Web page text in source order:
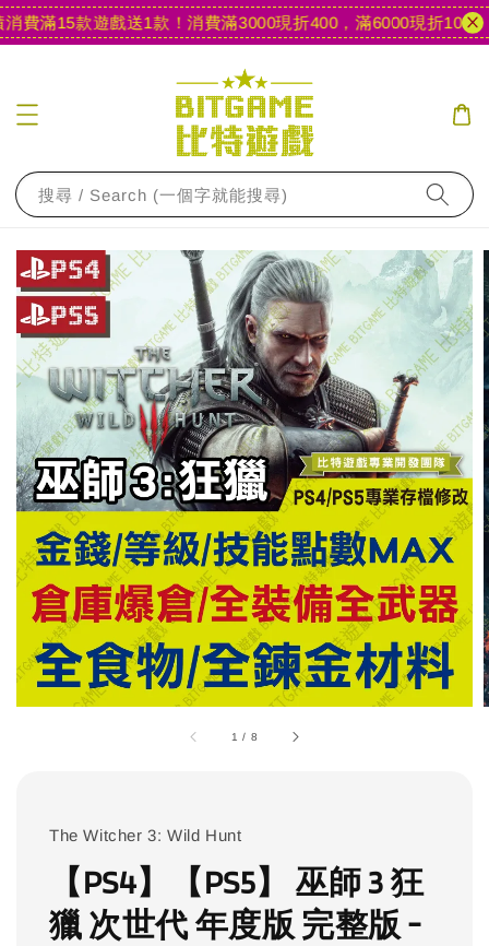
滿15款遊戲送1款！ 消費滿3000現折400，滿6000現折1000【
搜尋 / Search (一個字就能搜尋)
1 / 8
The Witcher 3: Wild Hunt
【PS4】【PS5】 巫師 3 狂
獵 次世代 年度版 完整版 -